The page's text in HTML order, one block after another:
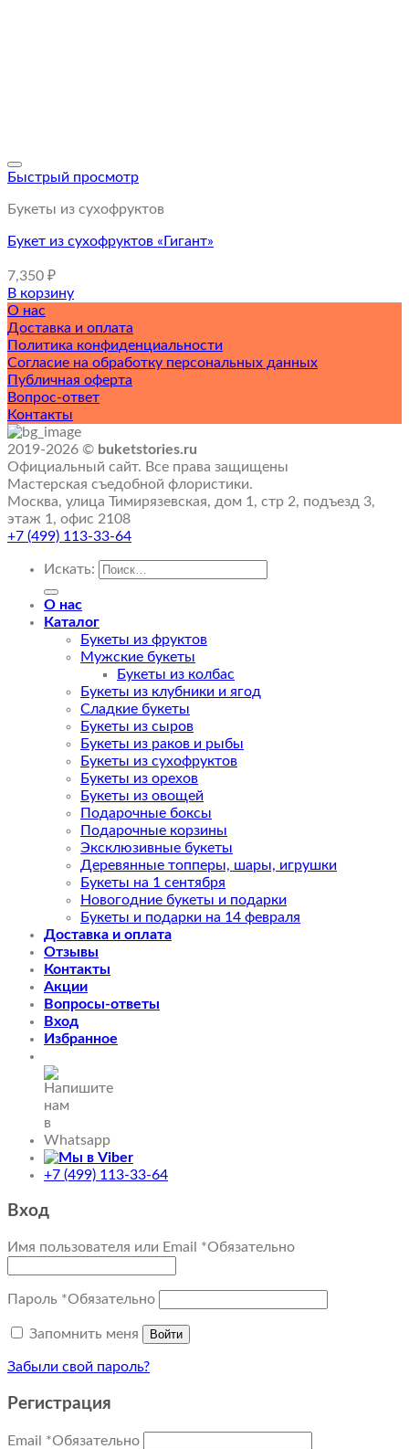
Быстрый просмотр
Букеты из сухофруктов
Букет из сухофруктов «Гигант»
7,350 ₽
В корзину
О нас
Доставка и оплата
Политика конфиденциальности
Согласие на обработку персональных данных
Публичная оферта
Вопрос-ответ
Контакты
2019-2026 © buketstories.ru
Официальный сайт. Все права защищены
Мастерская съедобной флористики.
Москва, улица Тимирязевская, дом 1, стр 2, подъезд 3,
этаж 1, офис 2108
+7 (499) 113-33-64
Искать:
О нас
Каталог
Букеты из фруктов
Мужские букеты
Букеты из колбас
Букеты из клубники и ягод
Сладкие букеты
Букеты из сыров
Букеты из раков и рыбы
Букеты из сухофруктов
Букеты из орехов
Букеты из овощей
Подарочные боксы
Подарочные корзины
Эксклюзивные букеты
Деревянные топперы, шары, игрушки
Букеты на 1 сентября
Новогодние букеты и подарки
Букеты и подарки на 14 февраля
Доставка и оплата
Отзывы
Контакты
Акции
Вопросы-ответы
Вход
Избранное
+7 (499) 113-33-64
Вход
Имя пользователя или Email *Обязательно
Пароль *Обязательно
Запомнить меня Войти
Забыли свой пароль?
Регистрация
Email *Обязательно